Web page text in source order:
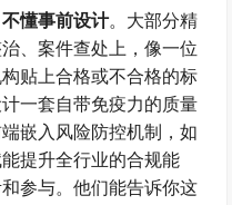
懂事前设计。大部分精
、案件查处上，像一位
贴上合格或不合格的标
一套自带免疫力的质量
嵌入风险防控机制，如
提升全行业的合规能
参与。他们能告诉你这